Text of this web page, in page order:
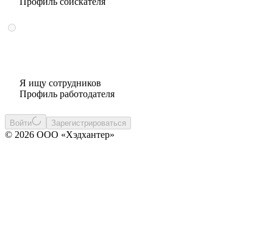
Я ищу сотрудников
Профиль работодателя
Войти Зарегистрироваться
© 2026 ООО «Хэдхантер»